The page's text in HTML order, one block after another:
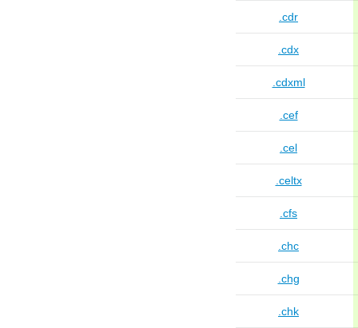
.cdr
.cdx
.cdxml
.cef
.cel
.celtx
.cfs
.chc
.chg
.chk